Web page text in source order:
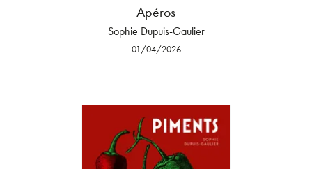
Apéros
Sophie Dupuis-Gaulier
01/04/2026